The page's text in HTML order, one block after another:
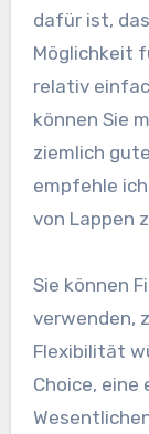
dafür ist,
Möglichkeit
relativ
können Sie
ziemlich
empfehle
von Lappen
Sie können
verwenden,
Flexibilität
Choice, eine